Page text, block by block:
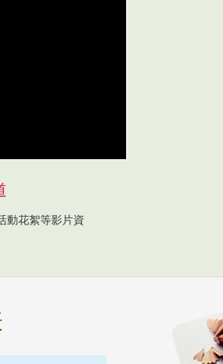
動花絮等影片資